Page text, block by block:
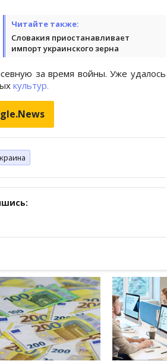
Читайте также:
Словакия приостанавливает
импорт украинского зерна
за время войны. Уже удалось
культур.